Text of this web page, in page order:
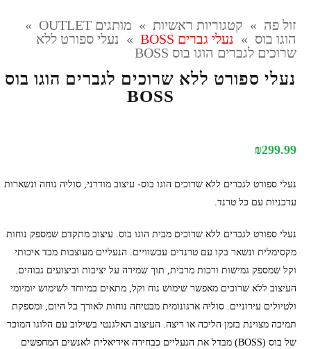
זול פה » קטגוריות ראשיות » מותגים OUTLET
»
הוגו בוס » נעלי גברים BOSS » נעלי ספורט ללא
שרוכים לגברים הוגו בוס BOSS
נעלי ספורט ללא שרוכים לגברים הוגו בוס
BOSS
₪299.99
נעלי ספורט לגברים ללא שרוכים הוגו בוס- עיצוב מודרני, סוליה נוחה ונשארות
עדכניות עם כל טרנד.
נעלי ספורט לגברים ללא שרוכים מבית הוגו בוס. עיצוב מתקדם שמספק נוחות
מקסימלית ונשאר בקו עם טרנדים עכשוויים. הנעליים מעוצבות מבד איכותי
וקל שמספק גמישות ורכות מרבית, תוך שמירה על יציבות וביצועים גבוהים.
העיצוב ללא שרוכים מאפשר שימוש נוח וקל, מתאים במיוחד לשימוש יומיומי
ולטיולים עירוניים. סוליה ארגונומית מבטיחה נוחות לאורך כל היום, ומספקת
תמיכה מצוינת בזמן הליכה או ריצה. העיצוב האלגנטי בשילוב עם הלוגו המוכר
של בוס (BOSS) מבדל את הנעליים כבחירה אידיאלית לאנשים המחפשים